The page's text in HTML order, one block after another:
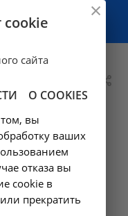
01
cookie
сайта
О COOKIES
вы
ваших
отказа вы
cookie в
прекратить